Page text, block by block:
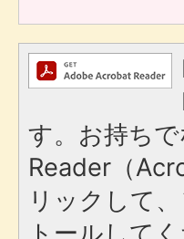
す。お持ち
Reader（
リックして